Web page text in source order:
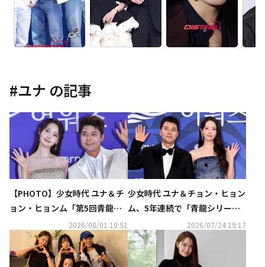
#ユナ の記事
【PHOTO】少女時代 ユナ＆チ
ョン・ヒョンム「第5回青龍シ
リーズアワード」レッドカーペ
ットに登場
2026/08/01 10:51
少女時代 ユナ＆チョン・ヒョン
ム、5年連続で「青龍シリーズ
アワード」MCに抜擢！2026/07/24 19:17